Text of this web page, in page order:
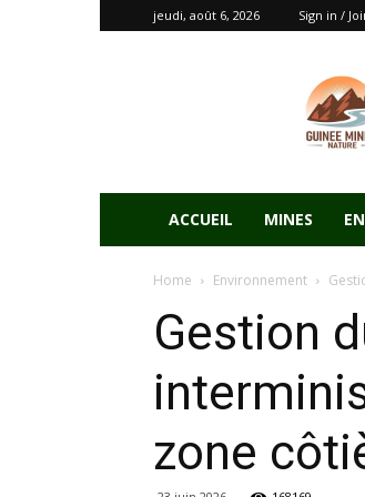
jeudi, août 6, 2026 Sign in /
ACCUEIL MINES
Home Environnement
Gestion
zone